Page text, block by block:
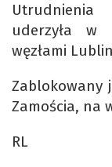
uderzyła w
węzłami
Zablokowany
Zamościa, na
RL